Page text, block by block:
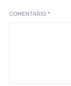
COMENTARIO *